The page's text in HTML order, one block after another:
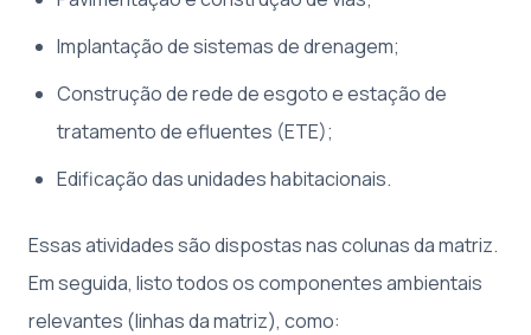
Implantação de sistemas de drenagem;
Construção de rede de esgoto e estação de
tratamento de efluentes (ETE);
Edificação das unidades habitacionais.
Essas atividades são dispostas nas colunas da matriz.
Em seguida, listo todos os componentes ambientais
relevantes (linhas da matriz), como: